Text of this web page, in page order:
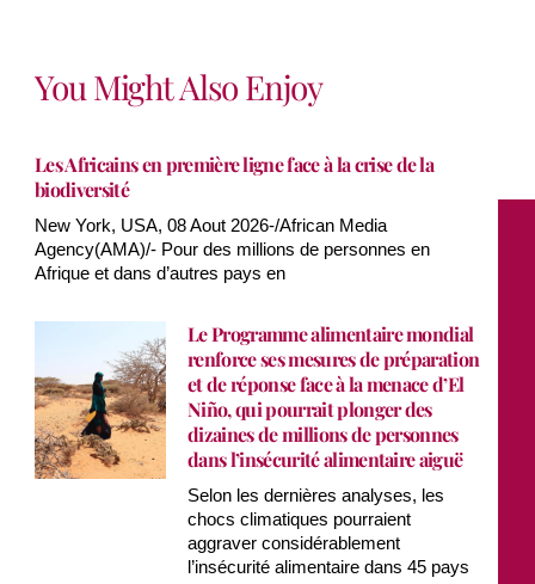
You Might Also Enjoy
Les Africains en première ligne face à la crise de la
biodiversité
New York, USA, 08 Aout 2026-/African Media
Agency(AMA)/- Pour des millions de personnes en
Afrique et dans d’autres pays en
Le Programme alimentaire mondial
renforce ses mesures de préparation
et de réponse face à la menace d’El
Niño, qui pourrait plonger des
dizaines de millions de personnes
dans l’insécurité alimentaire aiguë
Selon les dernières analyses, les
chocs climatiques pourraient
aggraver considérablement
l’insécurité alimentaire dans 45 pays